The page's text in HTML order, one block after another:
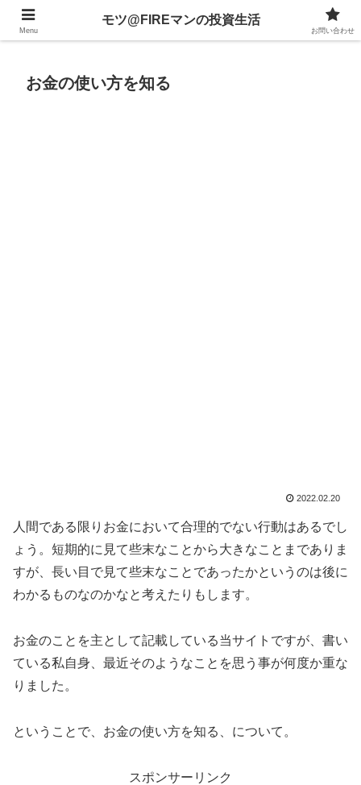
不動産、投資信託、暗号資産、株式、等々への投資について
お金の使い方を知る
2022.02.20
人間である限りお金において合理的でない行動はあるでし
ょう。短期的に見て些末なことから大きなことまでありま
すが、長い目で見て些末なことであったかというのは後に
わかるものなのかなと考えたりもします。
お金のことを主として記載している当サイトですが、書い
ている私自身、最近そのようなことを思う事が何度か重な
りました。
ということで、お金の使い方を知る、について。
スポンサーリンク
Menu
モツ@FIREマンの投資生活
お問い合わせ